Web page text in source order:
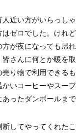
近い方がいらっし
ゼロでした。けれ
方が夜になっても帰
皆さんに何とか暖を
り物で利用できる
かいコーヒーやスー
ったダンボールまで
してやってくれた